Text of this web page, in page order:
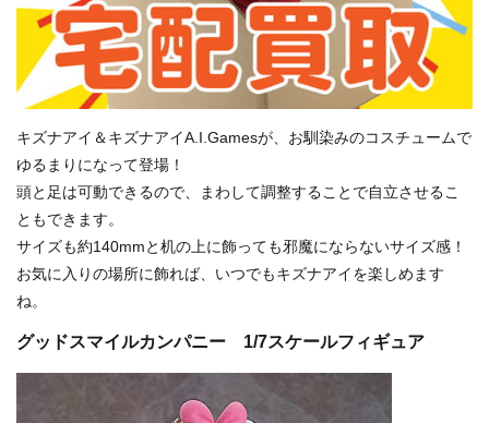
キズナアイ＆キズナアイA.I.Gamesが、お馴染みのコスチュームで
ゆるまりになって登場！
頭と足は可動できるので、まわして調整することで自立させるこ
ともできます。
サイズも約140mmと机の上に飾っても邪魔にならないサイズ感！
お気に入りの場所に飾れば、いつでもキズナアイを楽しめます
ね。
グッドスマイルカンパニー 1/7スケールフィギュア